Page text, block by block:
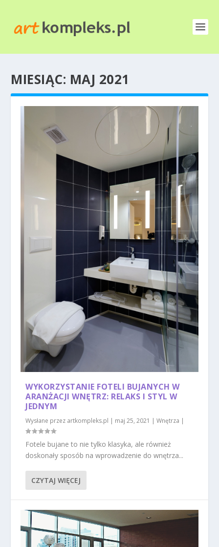
MIESIĄC: MAJ 2021
WYKORZYSTANIE FOTELI BUJANYCH W
ARANŻACJI WNĘTRZ: RELAKS I STYL W
JEDNYM
Wysłane przez artkompleks.pl | maj 25, 2021 |Wnętrza |
Fotele bujane to nie tylko klasyka, ale również
doskonały sposób na wprowadzenie do wnętrza...
CZYTAJ WIĘCEJ